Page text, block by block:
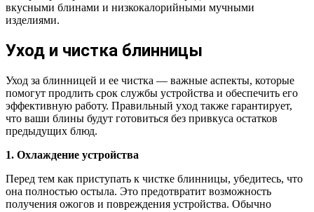
вкусными блинами и низкокалорийными мучными
изделиями.
Уход и чистка блинницы
Уход за блинницей и ее чистка — важные аспекты, которые
помогут продлить срок службы устройства и обеспечить его
эффективную работу. Правильный уход также гарантирует,
что ваши блины будут готовиться без привкуса остатков
предыдущих блюд.
1. Охлаждение устройства
Перед тем как приступать к чистке блинницы, убедитесь, что
она полностью остыла. Это предотвратит возможность
получения ожогов и повреждения устройства. Обычно